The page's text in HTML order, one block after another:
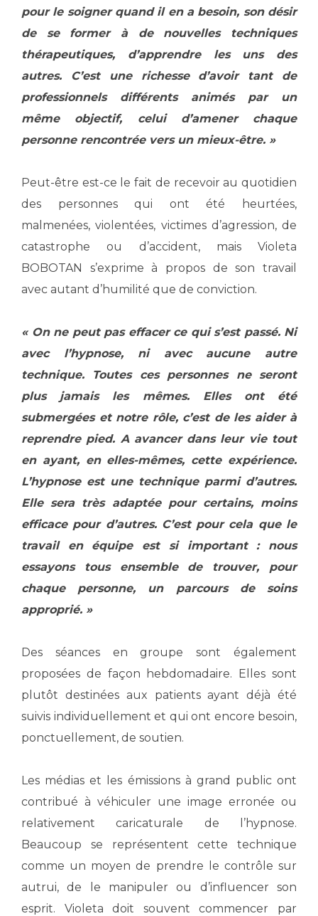
pour le soigner quand il en a besoin, son désir
de se former à de nouvelles techniques
thérapeutiques, d’apprendre les uns des
autres. C’est une richesse d’avoir tant de
professionnels différents animés par un
même objectif, celui d’amener chaque
personne rencontrée vers un mieux-être. »
Peut-être est-ce le fait de recevoir au quotidien
des personnes qui ont été heurtées,
malmenées, violentées, victimes d’agression, de
catastrophe ou d’accident, mais Violeta
BOBOTAN s’exprime à propos de son travail
avec autant d’humilité que de conviction.
« On ne peut pas effacer ce qui s’est passé. Ni
avec l’hypnose, ni avec aucune autre
technique. Toutes ces personnes ne seront
plus jamais les mêmes. Elles ont été
submergées et notre rôle, c’est de les aider à
reprendre pied. A avancer dans leur vie tout
en ayant, en elles-mêmes, cette expérience.
L’hypnose est une technique parmi d’autres.
Elle sera très adaptée pour certains, moins
efficace pour d’autres. C’est pour cela que le
travail en équipe est si important : nous
essayons tous ensemble de trouver, pour
chaque personne, un parcours de soins
approprié. »
Des séances en groupe sont également
proposées de façon hebdomadaire. Elles sont
plutôt destinées aux patients ayant déjà été
suivis individuellement et qui ont encore besoin,
ponctuellement, de soutien.
Les médias et les émissions à grand public ont
contribué à véhiculer une image erronée ou
relativement caricaturale de l’hypnose.
Beaucoup se représentent cette technique
comme un moyen de prendre le contrôle sur
autrui, de le manipuler ou d’influencer son
esprit. Violeta doit souvent commencer par